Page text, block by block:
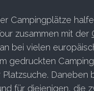
Campingplätze
zusammen mit der
bei vielen
gedruckten
für diejenigen, die